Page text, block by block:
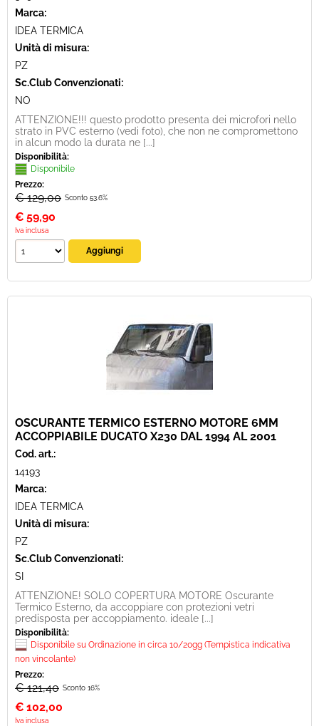
Marca:
IDEA TERMICA
Unità di misura:
PZ
Sc.Club Convenzionati:
NO
ATTENZIONE!!! questo prodotto presenta dei microfori nello
strato in PVC esterno (vedi foto), che non ne compromettono
in alcun modo la durata ne [...]
Disponibilità:
Disponibile
Prezzo:
€ 129,00 Sconto 53.6%
€ 59,90
Iva inclusa
OSCURANTE TERMICO ESTERNO MOTORE 6MM
ACCOPPIABILE DUCATO X230 DAL 1994 AL 2001
Cod. art.:
14193
Marca:
IDEA TERMICA
Unità di misura:
PZ
Sc.Club Convenzionati:
SI
ATTENZIONE! SOLO COPERTURA MOTORE Oscurante
Termico Esterno, da accoppiare con protezioni vetri
predisposta per accoppiamento. ideale [...]
Disponibilità:
Disponibile su Ordinazione in circa 10/20gg (Tempistica indicativa
non vincolante)
Prezzo:
€ 121,40 Sconto 16%
€ 102,00
Iva inclusa